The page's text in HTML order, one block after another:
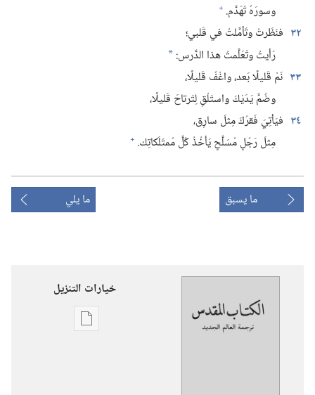
وسورَهُ تَهَدَّم.‏ +
٣٢ فنَظَرتُ وتَأمَّلتُ في قَلبي؛‏
رَأيتُ وتَعَلَّمتُ هذا الدَّرس:‏ *
٣٣ نَمْ قَليلًا بَعد،‏ واغْفُ قَليلًا،‏
وضُمَّ يَدَيْكَ واستَلْقِ لِتَرتاحَ قَليلًا،‏
٣٤ فيَأتِيَ فَقرُكَ مِثلَ سارِق،‏
مِثلَ رَجُلٍ مُسَلَّحٍ يَأخُذُ كُلَّ مُمتَلَكاتِك.‏ +
ما يسبق ما يلي
خيارات التنزيل
خيارات